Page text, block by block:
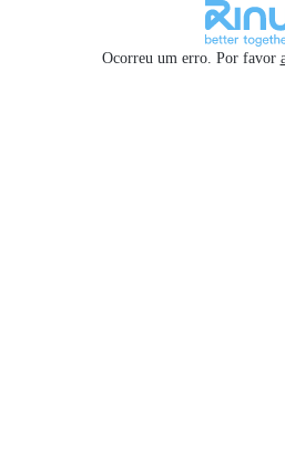
Ocorreu um erro. Por favor